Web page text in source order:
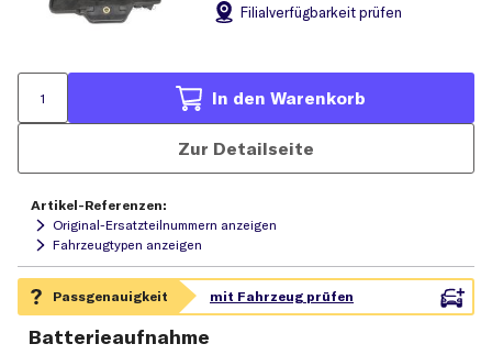
Filialverfügbarkeit prüfen
In den Warenkorb
Zur Detailseite
Artikel-Referenzen:
Original-Ersatzteilnummern anzeigen
Fahrzeugtypen anzeigen
Batterieaufnahme